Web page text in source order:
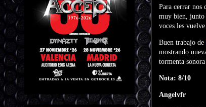
Para cerrar nos
muy bien, junto
voces les
Buen trabajo de
mostrando
tormenta
Nota: 8/10
Angelvfr